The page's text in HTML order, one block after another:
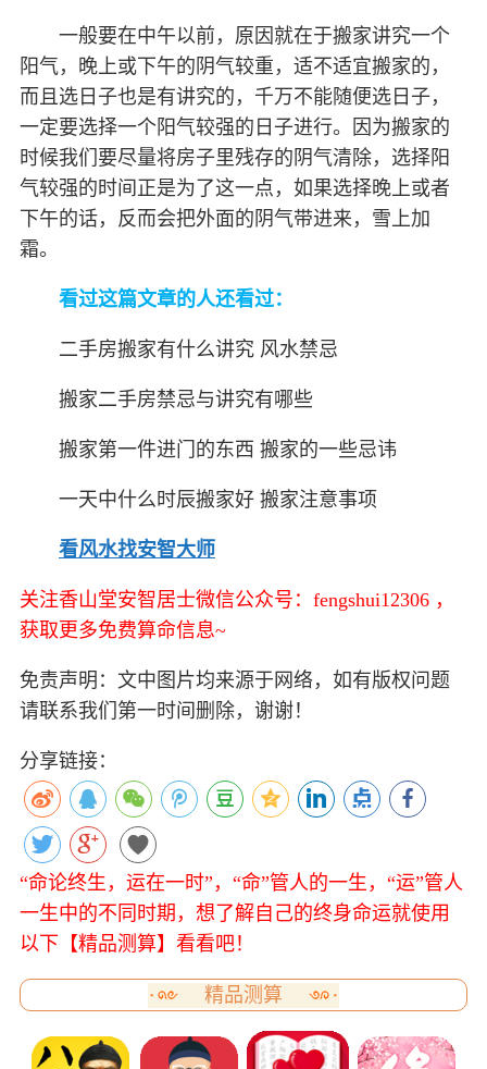
一般要在中午以前，原因就在于搬家讲究一个
阳气，晚上或下午的阴气较重，适不适宜搬家的，
而且选日子也是有讲究的，千万不能随便选日子，
一定要选择一个阳气较强的日子进行。因为搬家的
时候我们要尽量将房子里残存的阴气清除，选择阳
气较强的时间正是为了这一点，如果选择晚上或者
下午的话，反而会把外面的阴气带进来，雪上加
霜。
看过这篇文章的人还看过：
二手房搬家有什么讲究 风水禁忌
搬家二手房禁忌与讲究有哪些
搬家第一件进门的东西 搬家的一些忌讳
一天中什么时辰搬家好 搬家注意事项
看风水找安智大师
关注香山堂安智居士微信公众号：fengshui12306 ，
获取更多免费算命信息~
免责声明：文中图片均来源于网络，如有版权问题
请联系我们第一时间删除，谢谢！
分享链接：
“命论终生，运在一时”，“命”管人的一生，“运”管人
一生中的不同时期，想了解自己的终身命运就使用
以下【精品测算】看看吧！
精品测算